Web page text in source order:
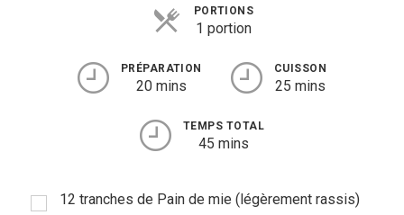
Mesures conversions
cuisine
Contact
PORTIONS
1 portion
PRÉPARATION
20 mins
CUISSON
25 mins
TEMPS TOTAL
45 mins
12 tranches de Pain de mie (légèrement rassis)